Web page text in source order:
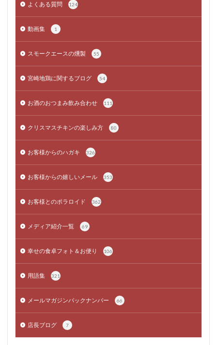
よくある質問 124
動画集 1
スモークエースの燻製 55
宮崎地鶏に関するブログ 54
お酒のおつまみ飲み合わせ 111
クリスマスチキンの楽しみ方 80
お客様からのハガキ 326
お客様からの嬉しいメール 353
お客様とのポラロイド 362
メディア紹介一覧 69
幸せの食卓フォト＆お便り 106
用語集 321
メールマガジンバックナンバー 66
店長ブログ 7